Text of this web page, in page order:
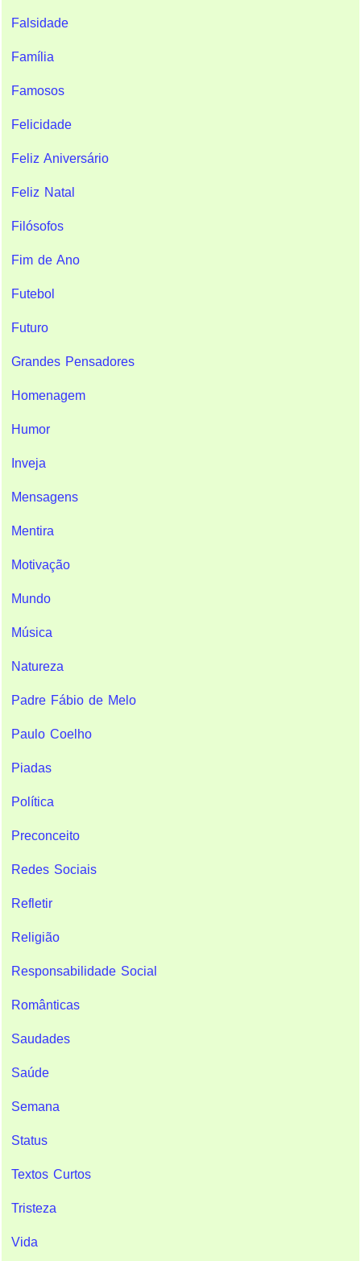
Falsidade
Família
Famosos
Felicidade
Feliz Aniversário
Feliz Natal
Filósofos
Fim de Ano
Futebol
Futuro
Grandes Pensadores
Homenagem
Humor
Inveja
Mensagens
Mentira
Motivação
Mundo
Música
Natureza
Padre Fábio de Melo
Paulo Coelho
Piadas
Política
Preconceito
Redes Sociais
Refletir
Religião
Responsabilidade Social
Românticas
Saudades
Saúde
Semana
Status
Textos Curtos
Tristeza
Vida